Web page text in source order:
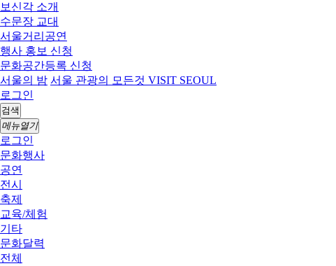
보신각 소개
수문장 교대
서울거리공연
행사 홍보 신청
문화공간등록 신청
서울의 밤 서울 관광의 모든것 VISIT SEOUL
로그인
검색
메뉴열기
로그인
문화행사
공연
전시
축제
교육/체험
기타
문화달력
전체